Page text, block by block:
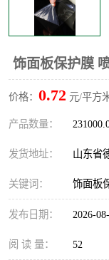
饰面板保护膜
价格： 0.72 元/平方
产品数量：
发货地址： 山东省
关键词： 饰面板
发布日期： 2026-
阅 读 量： 52